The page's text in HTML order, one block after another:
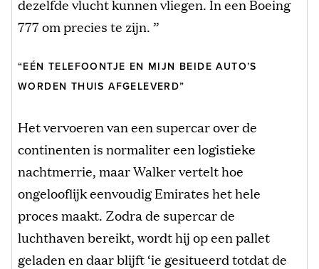
dezelfde vlucht kunnen vliegen. In een Boeing
777 om precies te zijn. ”
“EÉN TELEFOONTJE EN MIJN BEIDE AUTO’S
WORDEN THUIS AFGELEVERD”
Het vervoeren van een supercar over de
continenten is normaliter een logistieke
nachtmerrie, maar Walker vertelt hoe
ongelooflijk eenvoudig Emirates het hele
proces maakt. Zodra de supercar de
luchthaven bereikt, wordt hij op een pallet
geladen en daar blijft ‘ie gesitueerd ​totdat de